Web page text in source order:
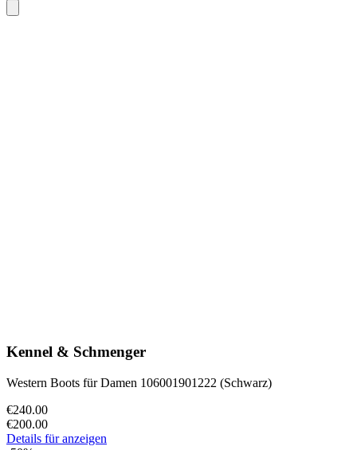
Kennel & Schmenger
Western Boots für Damen 106001901222 (Schwarz)
€240.00
€200.00
Details für anzeigen